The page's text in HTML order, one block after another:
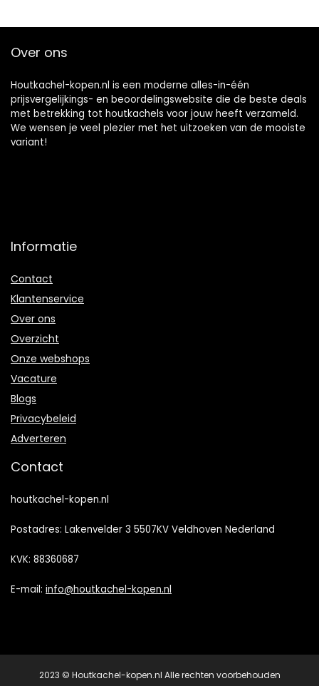
Over ons
Houtkachel-kopen.nl is een moderne alles-in-één
prijsvergelijkings- en beoordelingswebsite die de beste deals
met betrekking tot houtkachels voor jouw heeft verzameld.
We wensen je veel plezier met het uitzoeken van de mooiste
variant!
Informatie
Contact
Klantenservice
Over ons
Overzicht
Onze webshops
Vacature
Blogs
Privacybeleid
Adverteren
Contact
houtkachel-kopen.nl
Postadres: Lakenvelder 3 5507KV Veldhoven Nederland
KVK: 88360687
E-mail: info@houtkachel-kopen.nl
2023 © Houtkachel-kopen.nl Alle rechten voorbehouden